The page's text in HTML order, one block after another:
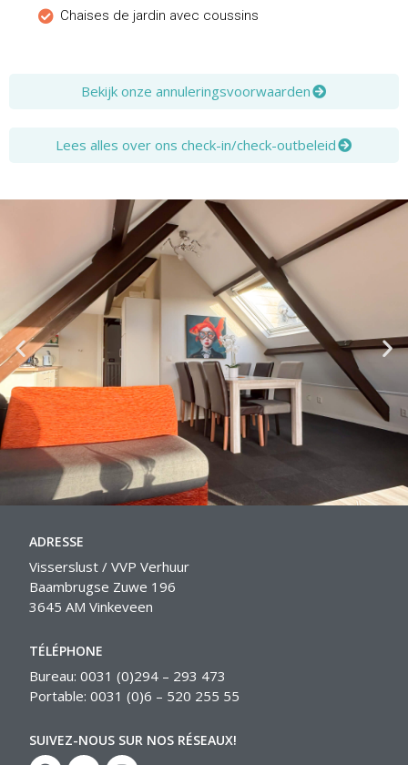
Chaises de jardin avec coussins
Bekijk onze annuleringsvoorwaarden
Lees alles over ons check-in/check-outbeleid
ADRESSE
Visserslust / VVP Verhuur
Baambrugse Zuwe 196
3645 AM Vinkeveen
TÉLÉPHONE
Bureau: 0031 (0)294 – 293 473
Portable: 0031 (0)6 – 520 255 55
SUIVEZ-NOUS SUR NOS RÉSEAUX!